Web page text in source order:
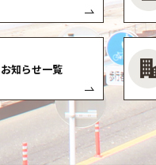
お知らせ一覧